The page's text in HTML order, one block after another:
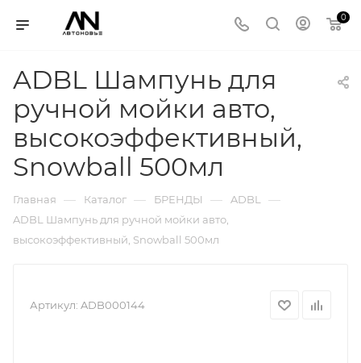
0
ADBL Шампунь для
ручной мойки авто,
высокоэффективный,
Snowball 500мл
Главная — Каталог — БРЕНДЫ — ADBL —
ADBL Шампунь для ручной мойки авто,
высокоэффективный, Snowball 500мл
Артикул: ADB000144